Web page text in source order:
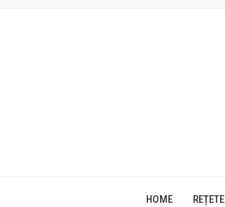
HOME REȚETE